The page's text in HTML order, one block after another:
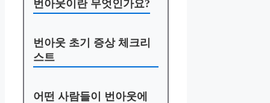
번아웃이란 무엇인가요?
번아웃 초기 증상 체크리
스트
어떤 사람들이 번아웃에